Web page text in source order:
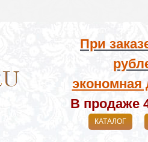
При
экономная
В продаже
КАТАЛОГ